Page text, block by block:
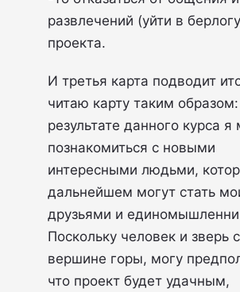
развлечений (уйти в
проекта.
И третья карта подводит
читаю карту таким
результате данного курса я
познакомиться с новыми
интересными людьми,
дальнейшем могут стать
друзьями и
Поскольку человек и зверь
вершине горы, могу
что проект будет удачным,